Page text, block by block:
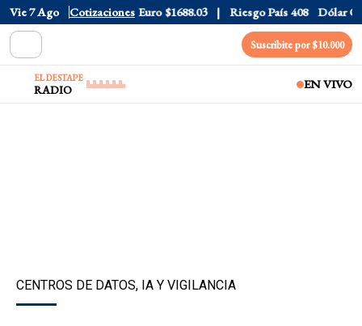
Vie 7 Ago Cotizaciones
Dólar CCL $1577.3 Euro $1688.03 Riesgo País 408 Dólar
Suscribite por $10.000
EL DESTAPE
RADIO EN VIVO
CENTROS DE DATOS, IA Y VIGILANCIA